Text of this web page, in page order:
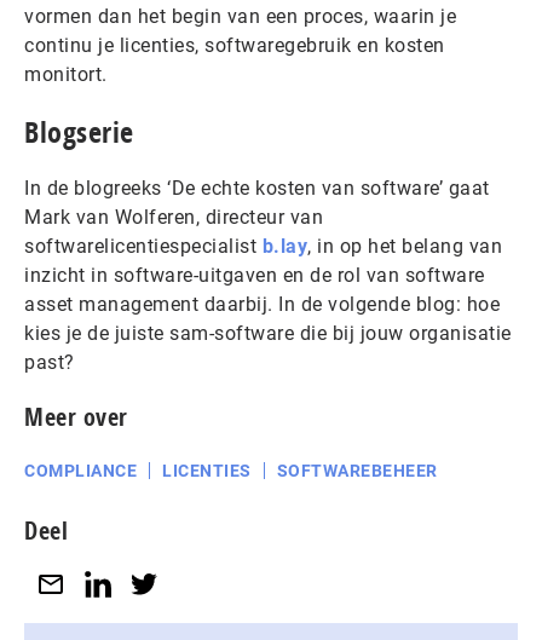
vormen dan het begin van een proces, waarin je
continu je licenties, softwaregebruik en kosten
monitort.
Blogserie
In de blogreeks ‘De echte kosten van software’ gaat
Mark van Wolferen, directeur van
softwarelicentiespecialist b.lay, in op het belang van
inzicht in software-uitgaven en de rol van software
asset management daarbij. In de volgende blog: hoe
kies je de juiste sam-software die bij jouw organisatie
past?
Meer over
COMPLIANCE LICENTIES SOFTWAREBEHEER
Deel